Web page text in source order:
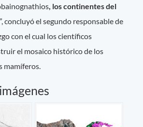
, los continentes del
”, concluyó el segundo responsable de
con el cual los científicos
el mosaico histórico de los
mamíferos.